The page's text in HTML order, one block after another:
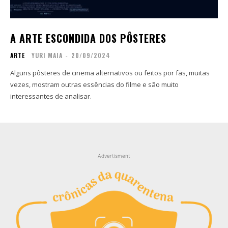
Contato
Zine
Autores
Sobre
Contato
Contato
Zine
Autores
Sobre
Contato
A ARTE ESCONDIDA DOS PÔSTERES
ARTE YURI MAIA - 20/09/2024
Alguns pôsteres de cinema alternativos ou feitos por fãs, muitas
vezes, mostram outras essências do filme e são muito
interessantes de analisar.
Advertisment